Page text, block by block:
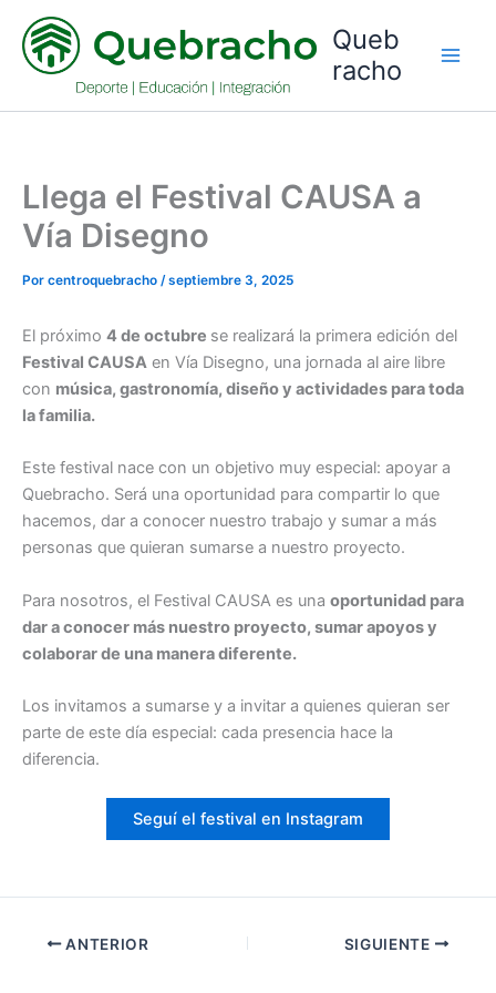
contenido
Queb
racho
Llega el Festival CAUSA a
Vía Disegno
Por centroquebracho /septiembre 3, 2025
El próximo 4 de octubre se realizará la primera edición del
Festival CAUSA en Vía Disegno, una jornada al aire libre
con música, gastronomía, diseño y actividades para toda
la familia.
Este festival nace con un objetivo muy especial: apoyar a
Quebracho. Será una oportunidad para compartir lo que
hacemos, dar a conocer nuestro trabajo y sumar a más
personas que quieran sumarse a nuestro proyecto.
Para nosotros, el Festival CAUSA es una oportunidad para
dar a conocer más nuestro proyecto, sumar apoyos y
colaborar de una manera diferente.
Los invitamos a sumarse y a invitar a quienes quieran ser
parte de este día especial: cada presencia hace la
diferencia.
Seguí el festival en Instagram
ANTERIOR SIGUIENTE